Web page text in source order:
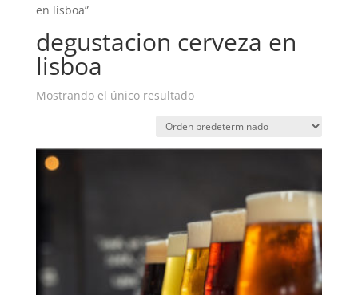
en lisboa”
degustacion cerveza en
lisboa
Mostrando el único resultado